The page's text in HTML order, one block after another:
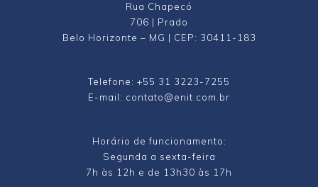
Rua Chapecó
706 | Prado
Belo Horizonte – MG | CEP: 30411-183
Telefone: +55 31 3223-7255
E-mail: contato@enit.com.br
Horário de funcionamento:
Segunda a sexta-feira
7h às 12h e de 13h30 às 17h